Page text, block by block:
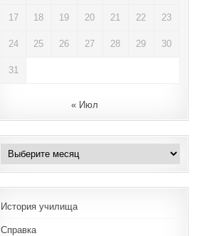
17 18 19 20 21 22 23
24 25 26 27 28 29 30
31
« Июл
Архивы
История училища
Справка